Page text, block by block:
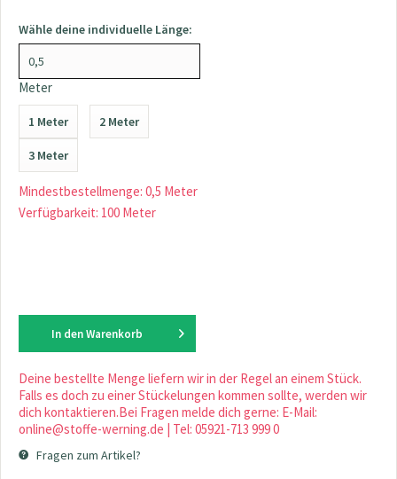
Wähle deine individuelle Länge:
Meter
1 Meter 2 Meter
3 Meter
Mindestbestellmenge: 0,5 Meter
Verfügbarkeit: 100 Meter
In den Warenkorb
Deine bestellte Menge liefern wir in der Regel an einem Stück.
Falls es doch zu einer Stückelungen kommen sollte, werden wir
dich kontaktieren.Bei Fragen melde dich gerne: E-Mail:
online@stoffe-werning.de | Tel: 05921-713 999 0
Fragen zum Artikel?